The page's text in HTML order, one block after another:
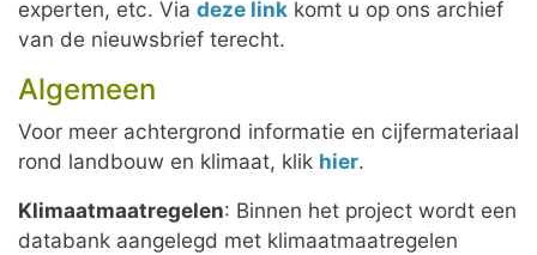
experten, etc. Via deze link komt u op ons archief
van de nieuwsbrief terecht.
Algemeen
Voor meer achtergrond informatie en cijfermateriaal
rond landbouw en klimaat, klik hier.
Klimaatmaatregelen: Binnen het project wordt een
databank aangelegd met klimaatmaatregelen